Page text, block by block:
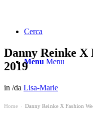
Cerca
Menu Menu
Danny Reinke X
2019
in /da Lisa-Marie
Home Danny Reinke X Fashion